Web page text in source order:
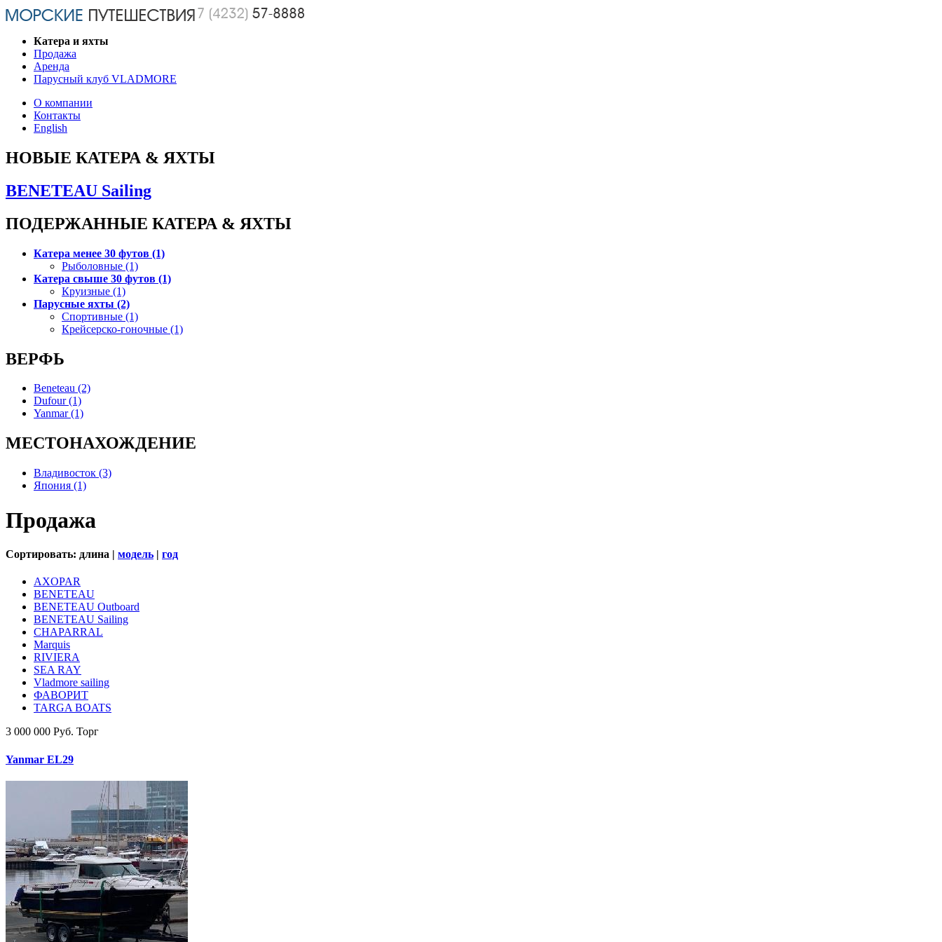
Катера и яхты
Продажа
Аренда
Парусный клуб VLADMORE
О компании
Контакты
English
НОВЫЕ КАТЕРА & ЯХТЫ
BENETEAU Sailing
ПОДЕРЖАННЫЕ КАТЕРА & ЯХТЫ
Катера менее 30 футов (1)
Рыболовные (1)
Катера свыше 30 футов (1)
Круизные (1)
Парусные яхты (2)
Спортивные (1)
Крейсерско-гоночные (1)
ВЕРФЬ
Beneteau (2)
Dufour (1)
Yanmar (1)
МЕСТОНАХОЖДЕНИЕ
Владивосток (3)
Япония (1)
Продажа
Сортировать: длина | модель | год
AXOPAR
BENETEAU
BENETEAU Outboard
BENETEAU Sailing
CHAPARRAL
Marquis
RIVIERA
SEA RAY
Vladmore sailing
ФАВОРИТ
TARGA BOATS
3 000 000 Руб. Торг
Yanmar EL29